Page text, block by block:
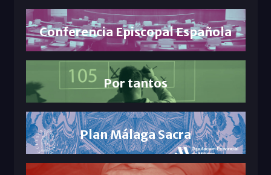
Conferencia Episcopal Española
Por tantos
Plan Málaga Sacra